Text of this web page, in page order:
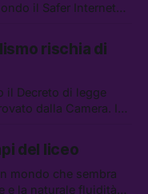
il Safer Internet
rischia di
il Decreto di legge
dalla Camera. In
del liceo
mondo che sembra
e la naturale fluidità